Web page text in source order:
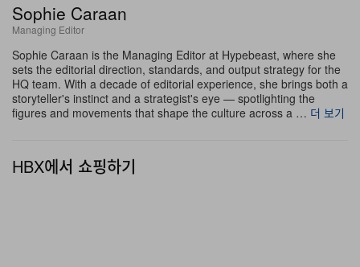
메트리, 절제된 컬러웨이까지, 모든 요소가 이 슈즈의 가치
는 오리지널과의 거리감이 아니라 그에 얼마나 밀착해 있
는가에서 비롯된다는 점을 설득력 있게 보여준다.
Sophie Caraan
Managing Editor
Sophie Caraan is the Managing Editor at Hypebeast, where she
sets the editorial direction, standards, and output strategy for the
HQ team. With a decade of editorial experience, she brings both a
storyteller's instinct and a strategist's eye — spotlighting the
figures and movements that shape the culture across a … 더 보기
HBX에서 쇼핑하기